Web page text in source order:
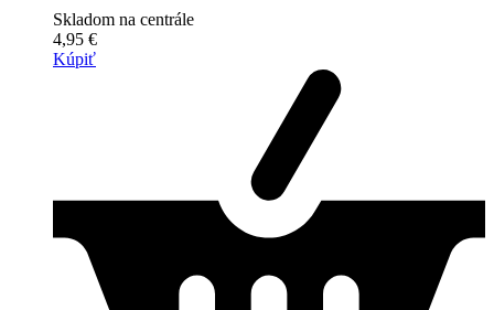
Skladom na centrále
4,95 €
Kúpiť